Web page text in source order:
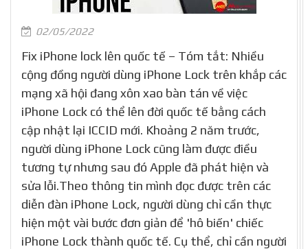
02/05/2022
Fix iPhone lock lên quốc tế – Tóm tắt: Nhiều
cộng đồng người dùng iPhone Lock trên khắp các
mạng xã hội đang xôn xao bàn tán về việc
iPhone Lock có thể lên đời quốc tế bằng cách
cập nhật lại ICCID mới. Khoảng 2 năm trước,
người dùng iPhone Lock cũng làm được điều
tương tự nhưng sau đó Apple đã phát hiện và
sửa lỗi.Theo thông tin mình đọc được trên các
diễn đàn iPhone Lock, người dùng chỉ cần thực
hiện một vài bước đơn giản để 'hô biến' chiếc
iPhone Lock thành quốc tế. Cụ thể, chỉ cần người